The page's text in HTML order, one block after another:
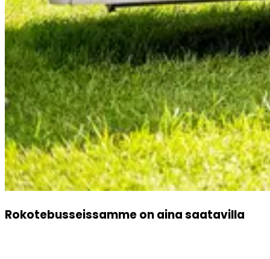
Rokotebusseissamme on aina saatavilla